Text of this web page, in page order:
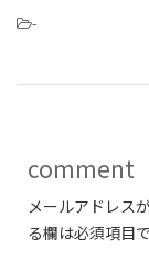
-
comment
メールアドレス
る欄は必須項目